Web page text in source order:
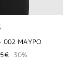
002 ΜΑΥΡΟ
30%